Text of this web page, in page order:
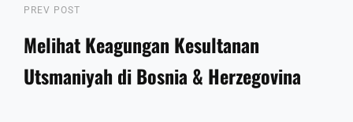
Post
navigation
Previous
Post
PREV POST
Melihat Keagungan Kesultanan
Utsmaniyah di Bosnia & Herzegovina